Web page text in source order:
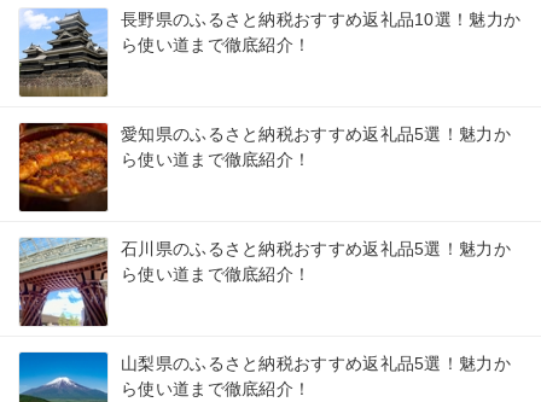
長野県のふるさと納税おすすめ返礼品10選！魅力か
ら使い道まで徹底紹介！
愛知県のふるさと納税おすすめ返礼品5選！魅力か
ら使い道まで徹底紹介！
石川県のふるさと納税おすすめ返礼品5選！魅力か
ら使い道まで徹底紹介！
山梨県のふるさと納税おすすめ返礼品5選！魅力か
ら使い道まで徹底紹介！